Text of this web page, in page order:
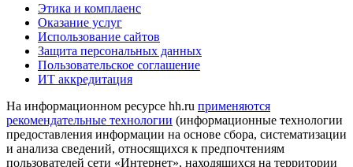
Этика и комплаенс
Оказание услуг
Использование сайтов
Защита персональных данных
Пользовательское соглашение
ИТ аккредитация
На информационном ресурсе hh.ru применяются
рекомендательные технологии (информационные технологии
предоставления информации на основе сбора, систематизации
и анализа сведений, относящихся к предпочтениям
пользователей сети «Интернет», находящихся на территории